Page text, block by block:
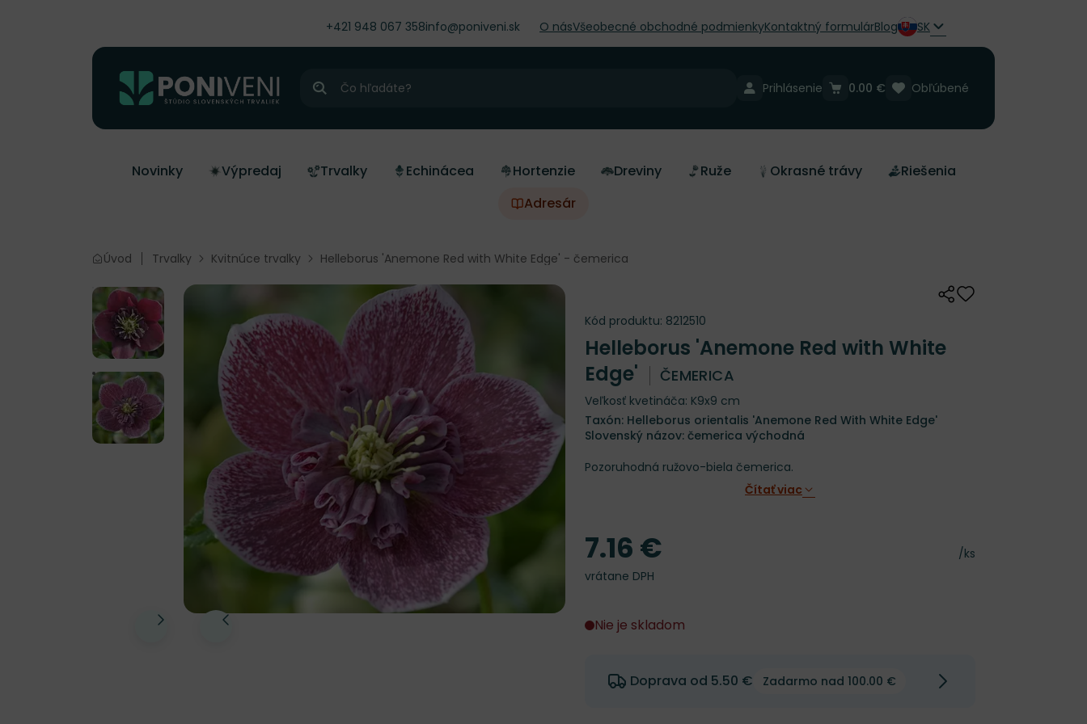
+421 948 067 358info@poniveni.sk O násVšeobecné obchodné podmienkyKontaktný formulárBlog SK
Hľadať
Prihlásenie Obľúbené
0.00 €
Novinky Výpredaj Trvalky Echinácea Hortenzie Dreviny Ruže Okrasné trávy
Riešenia
Adresár
Úvod Trvalky Kvitnúce trvalky Helleborus 'Anemone Red with White Edge' - čemerica
ZdieľaťOdober do
Kód produktu: 8212510
Helleborus 'Anemone Red with White
Edge'
ČEMERICA
Veľkosť kvetináča: K9x9 cm
Taxón: Helleborus orientalis 'Anemone Red With White Edge'
Slovenský názov: čemerica východná
Pozoruhodná ružovo-biela čemerica.
Čítať viac
Cena za kus
/ks
Cena
7.16 €
vrátane DPH
Nie je skladom
Doprava od 5.50 € Zadarmo nad 100.00 €